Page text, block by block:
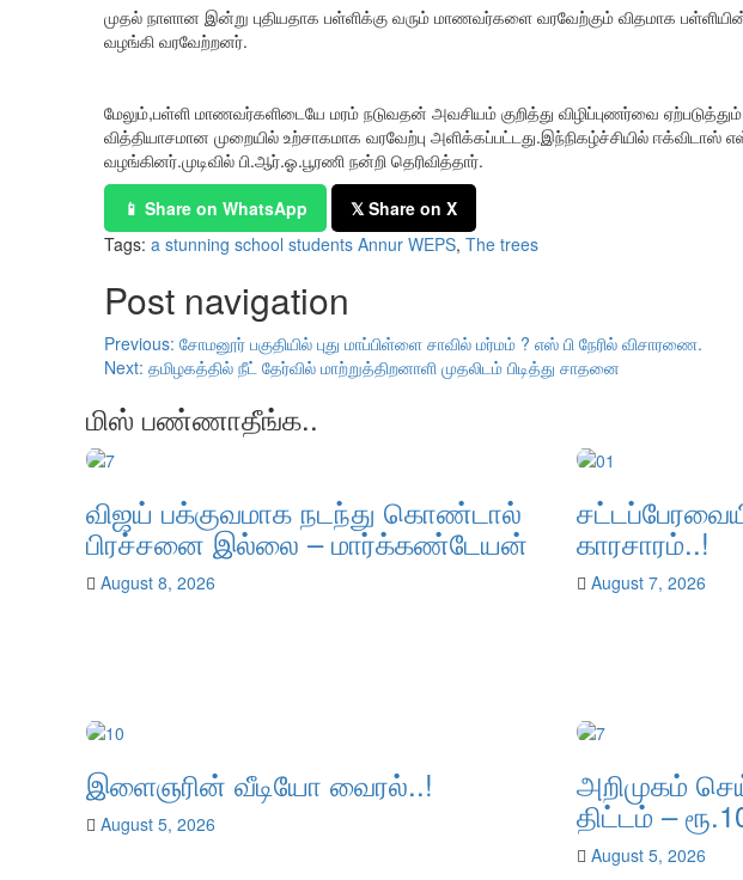
முதல் நாளான இன்று புதியதாக பள்ளிக்கு வரும் மாணவர்களை வரவேற்கும் விதமாக
வழங்கி வரவேற்றனர்.
மேலும்,பள்ளி மாணவர்களிடையே மரம் நடுவதன் அவசியம் குறித்து விழிப்புணர்வை
வித்தியாசமான முறையில் உற்சாகமாக வரவேற்பு அளிக்கப்பட்டது.இந்நிகழ்ச்சியில்
வழங்கினர்.முடிவில் பி.ஆர்.ஓ.பூரணி நன்றி தெரிவித்தார்.
📱 Share on WhatsApp
𝕏 Share on X
Tags: a stunning school students Annur WEPS, The trees
Post navigation
Previous: சோமனூர் பகுதியில் புது மாப்பிள்ளை சாவில் மர்மம் ? எஸ் பி நேரில் விசாரணை.
Next: தமிழகத்தில் நீட் தேர்வில் மாற்றுத்திறனாளி முதலிடம் பிடித்து சாதனை
மிஸ் பண்ணாதீங்க..
விஜய் பக்குவமாக நடந்து கொண்டால்
பிரச்சனை இல்லை – மார்க்கண்டேயன்
August 8, 2026
காரசாரம்..!
August 7, 2026
இளைஞரின் வீடியோ வைரல்..!
August 5, 2026
அறிமுகம்
திட்டம் –
August 5, 2026